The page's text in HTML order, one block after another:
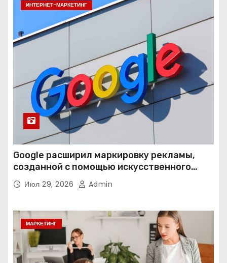
ИНТЕРНЕТ-МАРКЕТИНГ
Google расширил маркировку рекламы,
созданной с помощью искусственного
интеллекта
Июл 29, 2026 Admin
МАРКЕТИНГ